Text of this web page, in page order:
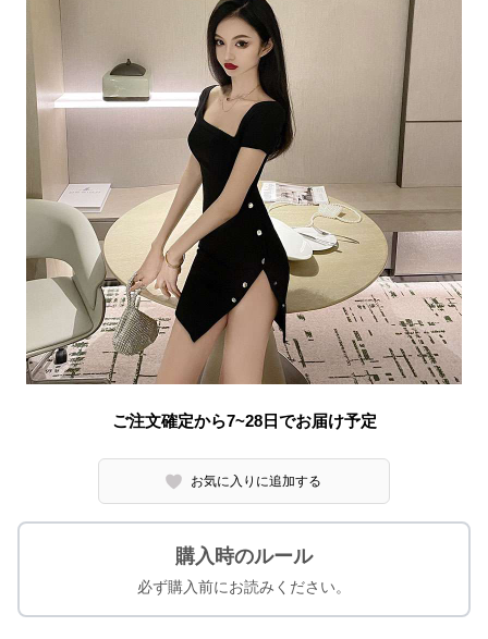
ご注文確定から7~28日でお届け予定
お気に入りに追加する
購入時のルール
必ず購入前にお読みください。